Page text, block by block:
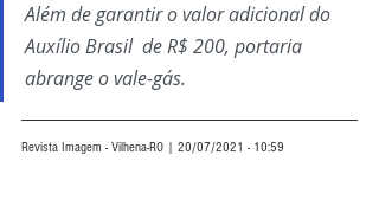
Além de garantir o valor adicional do
Auxílio Brasil  de R$ 200, portaria
abrange o vale-gás.
Revista Imagem - Vilhena-RO | 20/07/2021 - 10:59